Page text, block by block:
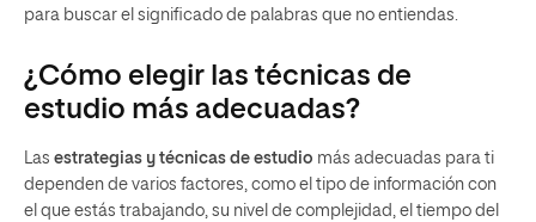
para buscar el significado de palabras que no entiendas.
¿Cómo elegir las técnicas de
estudio más adecuadas?
Las estrategias y técnicas de estudio más adecuadas para ti
dependen de varios factores, como el tipo de información con
el que estás trabajando, su nivel de complejidad, el tiempo del